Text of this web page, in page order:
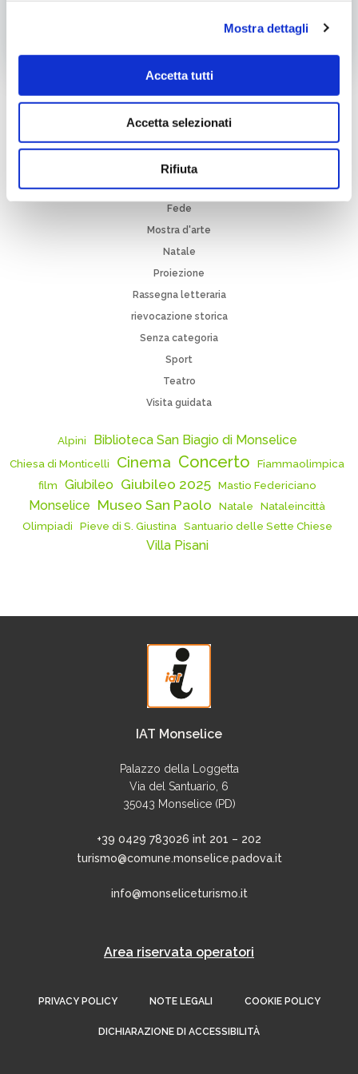
Mostra dettagli
Accetta tutti
Accetta selezionati
Rifiuta
Tag: Cinema Monselice
Post
navigation
Post
navigation
Categorie
Cinema
Evento
Fede
Mostra d'arte
Natale
Proiezione
Rassegna letteraria
rievocazione storica
Senza categoria
Sport
Teatro
Visita guidata
Alpini Biblioteca San Biagio di Monselice
Chiesa di Monticelli Cinema Concerto
Fiammaolimpica
film
Giubileo Giubileo 2025 Mastio Federiciano
Monselice Museo San Paolo Natale
Nataleincittà
Olimpiadi
Pieve di S. Giustina Santuario delle Sette Chiese
Villa Pisani
IAT Monselice
Palazzo della Loggetta
Via del Santuario, 6
35043 Monselice (PD)
+39 0429 783026 int 201 – 202
turismo@comune.monselice.padova.it
info@monseliceturismo.it
Area riservata operatori
PRIVACY POLICY NOTE LEGALI COOKIE POLICY
DICHIARAZIONE DI ACCESSIBILITÀ